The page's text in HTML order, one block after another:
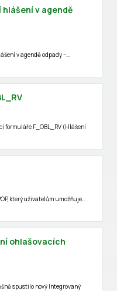
v agendě
v agendě odpady –…
formuláře F_OBL_RV (Hlášení
který uživatelům umožňuje…
ohlašovacích
spustilo nový Integrovaný